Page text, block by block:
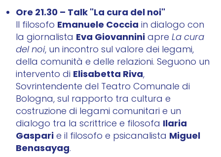
Ore 21.30 – Talk "La cura del noi"
Il filosofo Emanuele Coccia in dialogo con
la giornalista Eva Giovanniniapre La cura
del noi, un incontro sul valore dei legami,
della comunità e delle relazioni. Seguono un
intervento di Elisabetta Riva,
Sovrintendente del Teatro Comunale di
Bologna, sul rapporto tra cultura e
costruzione di legami comunitari e un
dialogo tra la scrittrice e filosofa Ilaria
Gasparie il filosofo e psicanalista Miguel
Benasayag.